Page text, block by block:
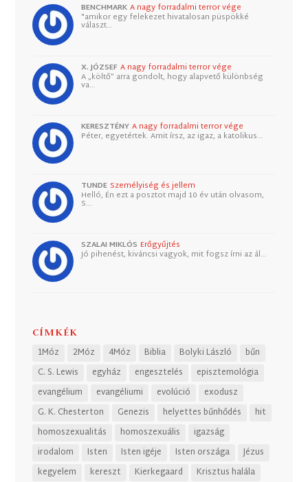
BENCHMARK A nagy forradalmi terror vége
"amikor egy felekezet hivatalosan püspökké
választ…
X. JÓZSEF A nagy forradalmi terror vége
A „költő” arra gondolt, hogy alapvető különbség
va…
KERESZTÉNY A nagy forradalmi terror vége
Péter, egyetértek. Amit írsz, az igaz, a katolikus…
TUNDE Személyiség és jellem
Helló, Én ezt a posztot majd 10 év után olvasom,
S…
SZALAI MIKLÓS Erőgyűjtés
Jó pihenést, kiváncsi vagyok, mit fogsz írni az ál…
CÍMKÉK
1Móz 2Móz 4Móz Biblia Bolyki László
bűn
C. S. Lewis
egyház engesztelés
episztemológia
evangélium
evangéliumi evolúció
exodusz
G. K. Chesterton
Genezis helyettes bűnhődés
hit
homoszexualitás
homoszexuális
igazság
irodalom
Isten Isten igéje Isten országa
Jézus
kegyelem
kereszt Kierkegaard Krisztus halála